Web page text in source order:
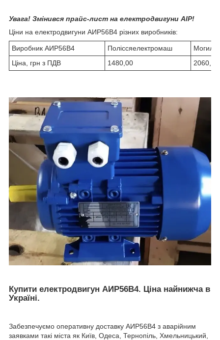
Увага! Змінився прайс-лист на електродвигуни АІР!
Ціни на електродвигуни АИР56В4 різних виробників:
Виробник АИР56В4 Поліссяелектромаш
Ціна, грн з ПДВ
1480,00 2060,00
Купити електродвигун АИР56В4. Ціна найнижча в
Україні.
Забезпечуємо оперативну доставку АИР56В4 з аварійним
заявками такі міста як Київ, Одеса, Тернопіль, Хмельницький,